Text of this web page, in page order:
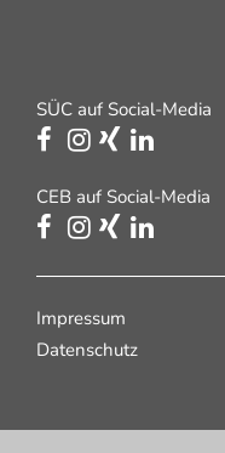
SÜC auf Social-Media
CEB auf Social-Media
Impressum
Datenschutz